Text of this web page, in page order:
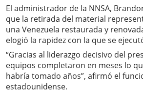
El administrador de la NNSA,
que la retirada del material
una Venezuela restaurada y
elogió la rapidez con la que se
“Gracias al liderazgo decisivo del
equipos completaron en meses lo
habría tomado años”, afirmó el
estadounidense.